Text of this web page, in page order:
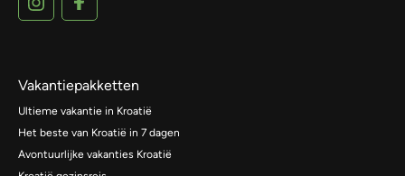
Vakantiepakketten
Ultieme vakantie in Kroatië
Het beste van Kroatië in 7 dagen
Avontuurlijke vakanties Kroatië